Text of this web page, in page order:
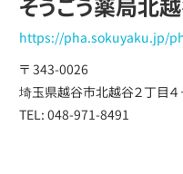
https://pha.sokuyaku.jp/
〒 343-0026
埼玉県越谷市北越谷２丁目４
TEL: 048-971-8491